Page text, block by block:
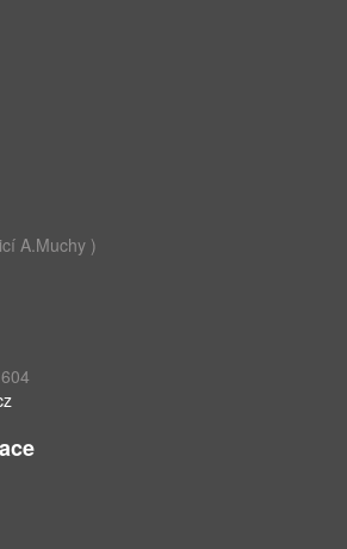
A.Muchy )